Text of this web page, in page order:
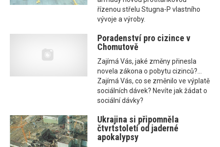
řízenou střelu Stugna-P vlastního
vývoje a výroby.
Poradenství pro cizince v
Chomutově
Zajímá Vás, jaké změny přinesla
novela zákona o pobytu cizinců?...
Zajímá Vás, co se změnilo ve výplatě
sociálních dávek? Nevíte jak žádat o
sociální dávky?
Ukrajina si připomněla
čtvrtstoletí od jaderné
apokalypsy